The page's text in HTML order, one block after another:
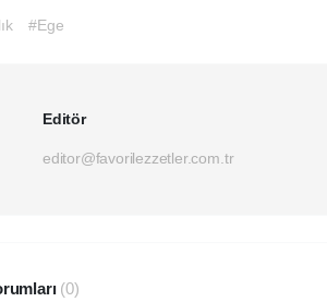
#Ege
Editör
editor@favorilezzetler.com.tr
(0)